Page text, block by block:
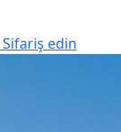
Sifariş edin